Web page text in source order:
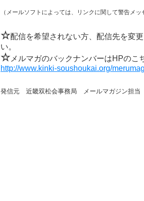
（メールソフトによっては、リンクに関して警告メ
☆配信を希望されない方、配信先を変
い。
☆ メルマガのバックナンバーはHPのこ
http://www.kinki-soushoukai.org/
発信元 近畿双松会事務局 メールマガジン担